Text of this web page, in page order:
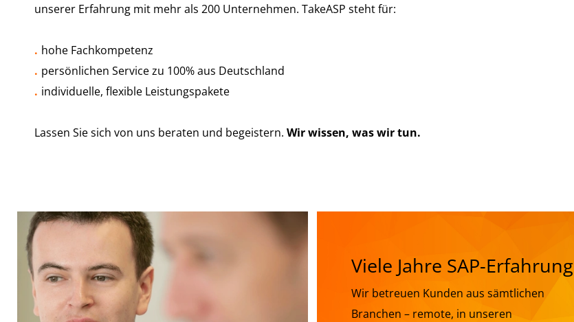
unserer Erfahrung mit mehr als 200 Unternehmen. TakeASP steht für:
hohe Fachkompetenz
persönlichen Service zu 100% aus Deutschland
individuelle, flexible Leistungspakete
Lassen Sie sich von uns beraten und begeistern. Wir wissen, was wir tun.
Viele Jahre SAP-Erfahrung
Wir betreuen Kunden aus sämtlichen
Branchen – remote, in unseren